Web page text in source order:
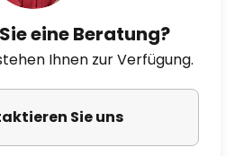
eine Beratung?
Ihnen zur Verfügung.
Sie uns